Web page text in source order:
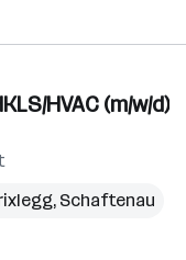
HVAC (m/w/d)
, Schaftenau